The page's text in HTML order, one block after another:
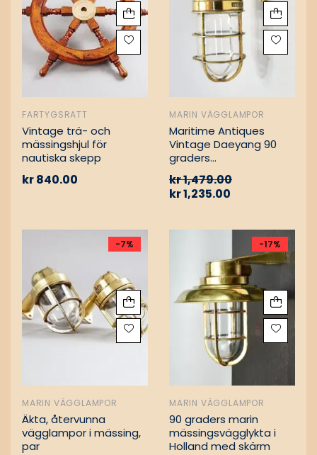
FARTYGSRATT
Vintage trä- och
mässingshjul för
nautiska skepp
kr840.00
MARIN VÄGGLAMPOR
Maritime Antiques
Vintage Daeyang 90
graders
kr1,479.00
kr1,235.00
-7%
MARIN VÄGGLAMPOR
Äkta, återvunna
vägglampor i mässing,
par
-17%
MARIN VÄGGLAMPOR
90 graders marin
mässingsvägglykta i
Holland med skärm